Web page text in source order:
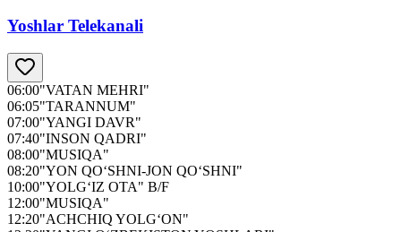
Yoshlar Telekanali
06:00"VATAN MEHRI"
06:05"TARANNUM"
07:00"YANGI DAVR"
07:40"INSON QADRI"
08:00"MUSIQA"
08:20"YON QO‘SHNI-JON QO‘SHNI"
10:00"YOLG‘IZ OTA" B/F
12:00"MUSIQA"
12:20"ACHCHIQ YOLG‘ON"